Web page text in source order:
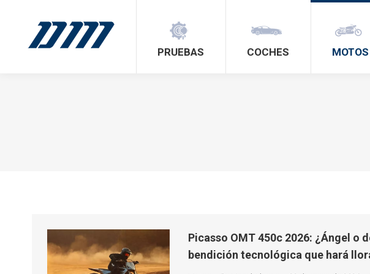
PRUEBAS COCHES MOTOS
Picasso OMT 450c 2026: ¿Ángel o
bendición tecnológica que hará